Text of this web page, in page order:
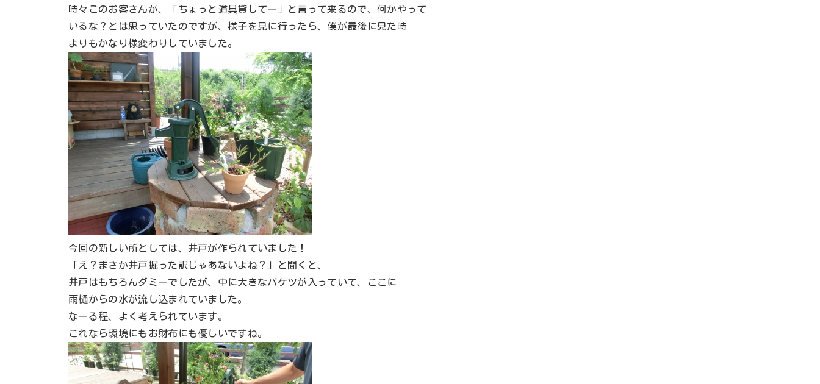
時々このお客さんが、「ちょっと道具貸してー」と言って来るので、何かやって
いるな？とは思っていたのですが、様子を見に行ったら、僕が最後に見た時
よりもかなり様変わりしていました。
今回の新しい所としては、井戸が作られていました！
「え？まさか井戸掘った訳じゃあないよね？」と聞くと、
井戸はもちろんダミーでしたが、中に大きなバケツが入っていて、ここに
雨樋からの水が流し込まれていました。
なーる程、よく考えられています。
これなら環境にもお財布にも優しいですね。